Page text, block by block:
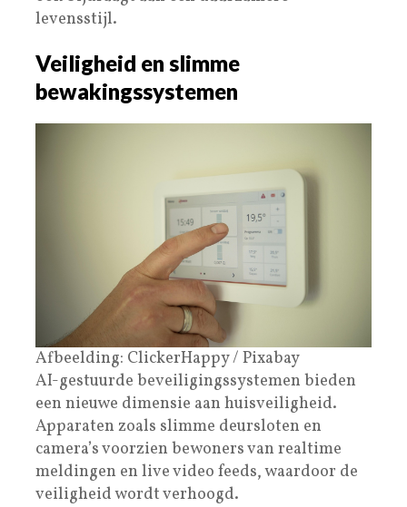
levensstijl.
Veiligheid en slimme
bewakingssystemen
Afbeelding: ClickerHappy / Pixabay
AI-gestuurde beveiligingssystemen bieden
een nieuwe dimensie aan huisveiligheid.
Apparaten zoals slimme deursloten en
camera’s voorzien bewoners van realtime
meldingen en live video feeds, waardoor de
veiligheid wordt verhoogd.